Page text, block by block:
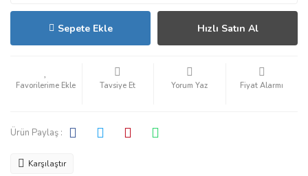
Sepete Ekle Hızlı Satın Al
Tavsiye Et Yorum Yaz Fiyat Alarmı
Ürün Paylaş :
Karşılaştır